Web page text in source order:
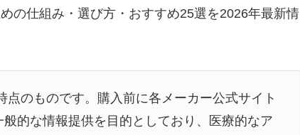
の仕組み・選び方・おすすめ25選を2026年最新情
のものです。購入前に各メーカー公式サイト
的な情報提供を目的としており、医療的なア